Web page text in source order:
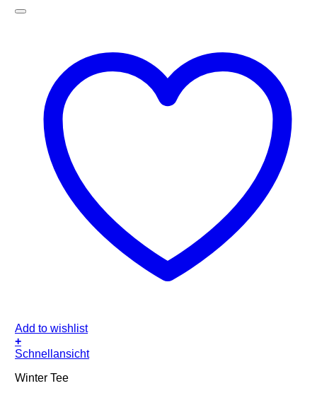
Add to wishlist
+
Schnellansicht
Winter Tee